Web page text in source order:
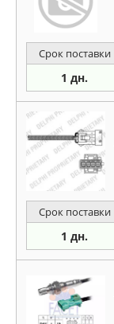
Срок поставки
1 дн.
Срок поставки
1 дн.